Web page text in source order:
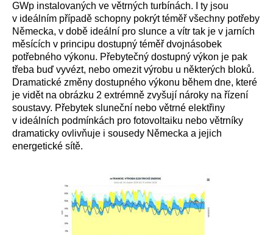
GWp instalovaných ve větrných turbínách. I ty jsou
v ideálním případě schopny pokrýt téměř všechny potřeby
Německa, v době ideální pro slunce a vítr tak je v jarních
měsících v principu dostupný téměř dvojnásobek
potřebného výkonu. Přebytečný dostupný výkon je pak
třeba buď vyvézt, nebo omezit výrobu u některých bloků.
Dramatické změny dostupného výkonu během dne, které
je vidět na obrázku 2 extrémně zvyšují nároky na řízení
soustavy. Přebytek sluneční nebo větrné elektřiny
v ideálních podmínkách pro fotovoltaiku nebo větrníky
dramaticky ovlivňuje i sousedy Německa a jejich
energetické sítě.